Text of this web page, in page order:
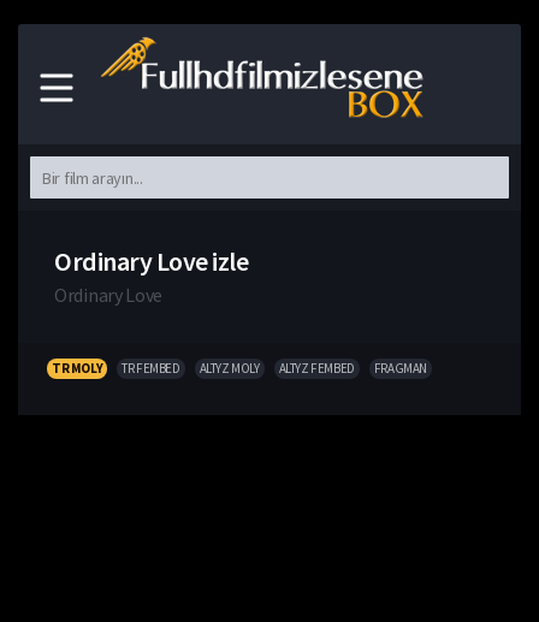
Ordinary Love izle
Ordinary Love
TR MOLY TR FEMBED ALTYZ MOLY ALTYZ FEMBED FRAGMAN